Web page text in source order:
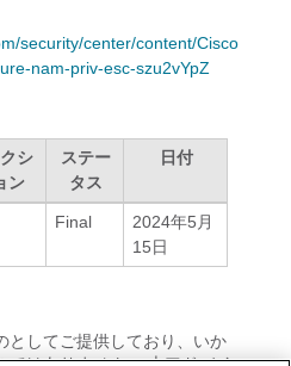
security/center/content/Cisco
nam-priv-esc-szu2vYpZ
シ
ン
ステー
タス
日付
Final
2024年5月
15日
としてご提供しており、いか